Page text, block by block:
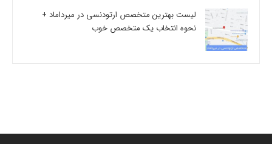
لیست بهترین متخصص ارتودنسی در میرداماد +
نحوه انتخاب یک متخصص خوب